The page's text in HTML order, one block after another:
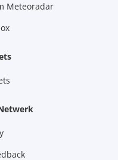
Meteoradar